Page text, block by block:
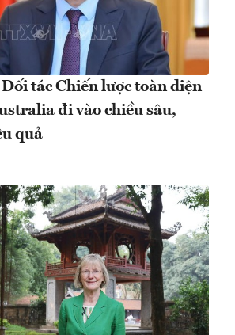
tác Chiến lược toàn diện
đi vào chiều sâu,
quả